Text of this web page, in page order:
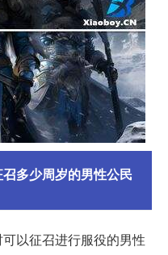
多少周岁的男性公民
以征召进行服役的男性